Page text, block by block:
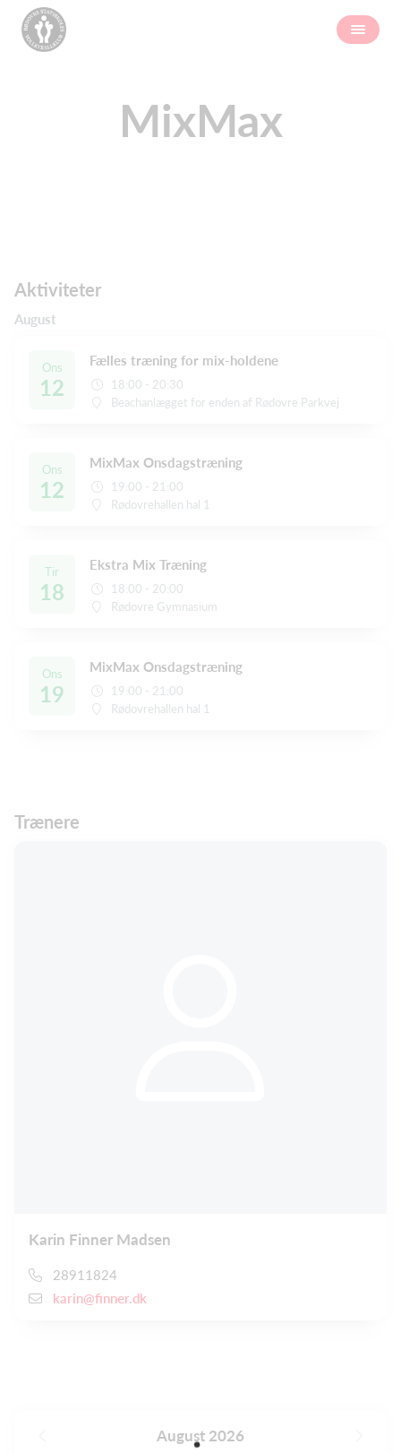
MixMax
Aktiviteter
August
Ons
12
Fælles træning for mix-holdene
18:00 - 20:30
Beachanlægget for enden af Rødovre Parkvej
Ons
12
MixMax Onsdagstræning
19:00 - 21:00
Rødovrehallen hal 1
Tir
18
Ekstra Mix Træning
18:00 - 20:00
Rødovre Gymnasium
Ons
19
MixMax Onsdagstræning
19:00 - 21:00
Rødovrehallen hal 1
Trænere
Karin Finner Madsen
28911824
karin@finner.dk
August 2026